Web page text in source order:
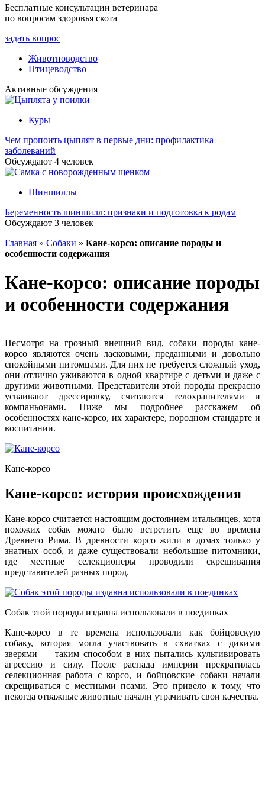
Бесплатные консультации ветеринара
по вопросам здоровья скота
задать вопрос
Животноводство
Птицеводство
Активные обсуждения
Куры
Чем пропоить цыплят в первые дни: профилактика
заболеваний
Обсуждают 4 человек
Шиншиллы
Беременность шиншилл: признаки и подготовка к родам
Обсуждают 3 человек
Главная » Собаки » Кане-корсо: описание породы и
особенности содержания
Кане-корсо: описание породы
и особенности содержания
Несмотря на грозный внешний вид, собаки породы кане-
корсо являются очень ласковыми, преданными и довольно
спокойными питомцами. Для них не требуется сложный уход,
они отлично уживаются в одной квартире с детьми и даже с
другими животными. Представители этой породы прекрасно
усваивают дрессировку, считаются телохранителями и
компаньонами. Ниже мы подробнее расскажем об
особенностях кане-корсо, их характере, породном стандарте и
воспитании.
Кане-корсо
Кане-корсо: история происхождения
Кане-корсо считается настоящим достоянием итальянцев, хотя
похожих собак можно было встретить еще во времена
Древнего Рима. В древности корсо жили в домах только у
знатных особ, и даже существовали небольшие питомники,
где местные селекционеры проводили скрещивания
представителей разных пород.
Собак этой породы издавна использовали в поединках
Кане-корсо в те времена использовали как бойцовскую
собаку, которая могла участвовать в схватках с дикими
зверями — таким способом в них пытались культивировать
агрессию и силу. После распада империи прекратилась
селекционная работа с корсо, и бойцовские собаки начали
скрещиваться с местными псами. Это привело к тому, что
некогда отважные животные начали утрачивать свои качества.